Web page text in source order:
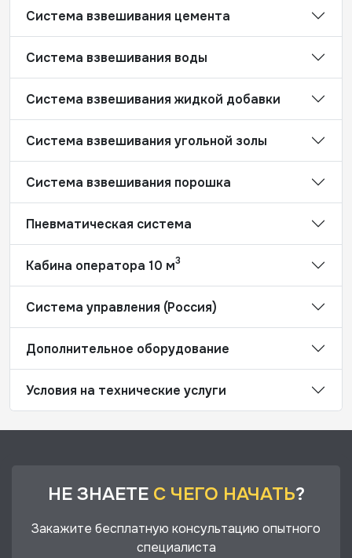
Система взвешивания цемента
Система взвешивания воды
Система взвешивания жидкой добавки
Система взвешивания угольной золы
Система взвешивания порошка
Пневматическая система
Кабина оператора 10 м3
Система управления (Россия)
Дополнительное оборудование
Условия на технические услуги
НЕ ЗНАЕТЕ С ЧЕГО НАЧАТЬ?
Закажите бесплатную консультацию опытного
специалиста